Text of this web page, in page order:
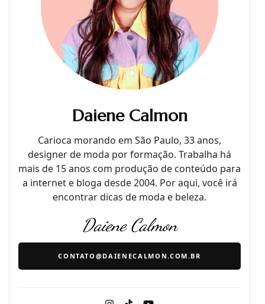
Daiene Calmon
Carioca morando em São Paulo, 33 anos,
designer de moda por formação. Trabalha há
mais de 15 anos com produção de conteúdo para
a internet e bloga desde 2004. Por aqui, você irá
encontrar dicas de moda e beleza.
Daiene Calmon
CONTATO@DAIENECALMON.COM.BR